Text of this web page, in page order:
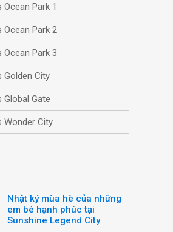
Park 1
Ocean Park 2
Ocean Park 3
Golden City
Global Gate
Wonder City
Nhật ký mùa hè của những
em bé hạnh phúc tại
Sunshine Legend City